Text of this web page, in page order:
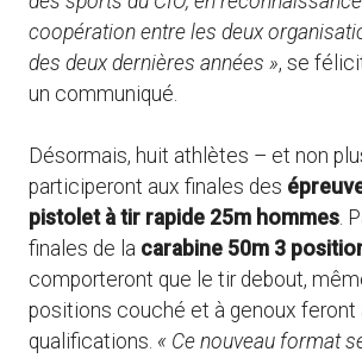
coopération entre les deux
des deux dernières années », se
un communiqué.
Désormais, huit athlètes – et non
participeront aux finales des
pistolet à tir rapide 25m hommes .
finales de la carabine 50m 3
comporteront que le tir debout,
positions couché et à genoux feront
qualifications. « Ce nouveau format